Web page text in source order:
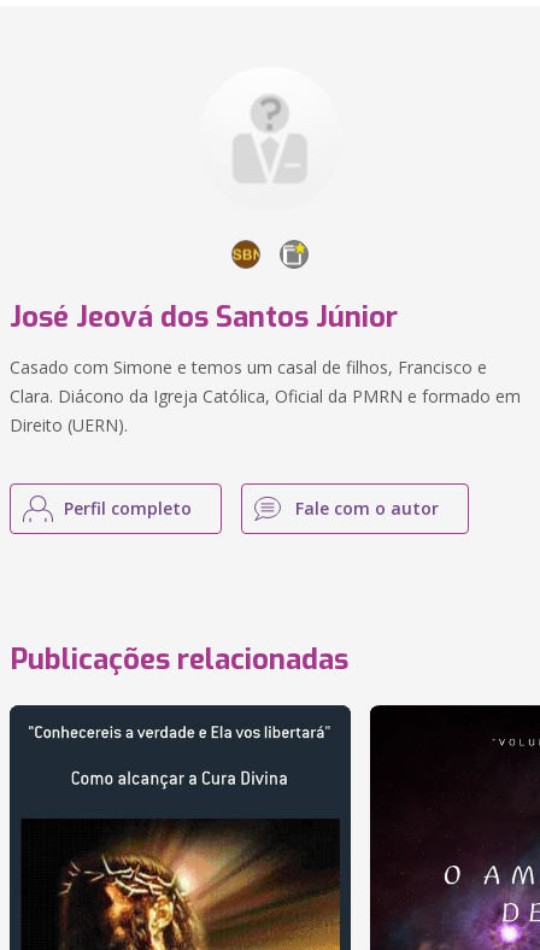
José Jeová dos Santos Júnior
Casado com Simone e temos um casal de filhos, Francisco e
Clara. Diácono da Igreja Católica, Oficial da PMRN e formado em
Direito (UERN).
Perfil completo Fale com o autor
Publicações relacionadas